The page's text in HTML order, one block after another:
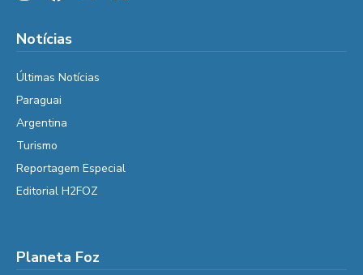
Notícias
Últimas Notícias
Paraguai
Argentina
Turismo
Reportagem Especial
Editorial H2FOZ
Planeta Foz